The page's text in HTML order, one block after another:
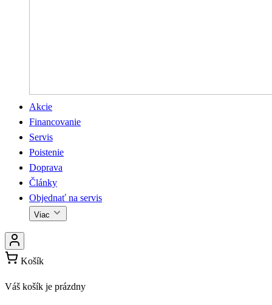
Akcie
Financovanie
Servis
Poistenie
Doprava
Články
Objednať na servis
Viac
Košík
Váš košík je prázdny